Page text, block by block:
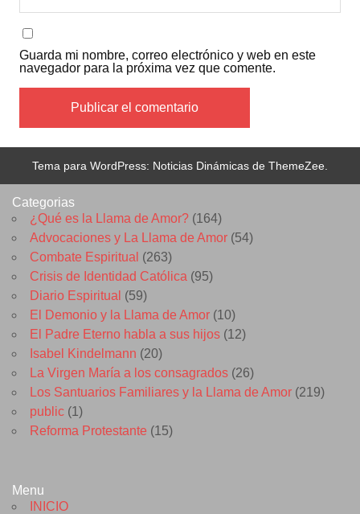
Guarda mi nombre, correo electrónico y web en este
navegador para la próxima vez que comente.
Tema para WordPress: Noticias Dinámicas de ThemeZee.
Categorias
¿Qué es la Llama de Amor? (164)
Advocaciones y La Llama de Amor (54)
Combate Espiritual (263)
Crisis de Identidad Católica (95)
Diario Espiritual (59)
El Demonio y la Llama de Amor (10)
El Padre Eterno habla a sus hijos (12)
Isabel Kindelmann (20)
La Virgen María a los consagrados (26)
Los Santuarios Familiares y la Llama de Amor (219)
public (1)
Reforma Protestante (15)
Menu
INICIO